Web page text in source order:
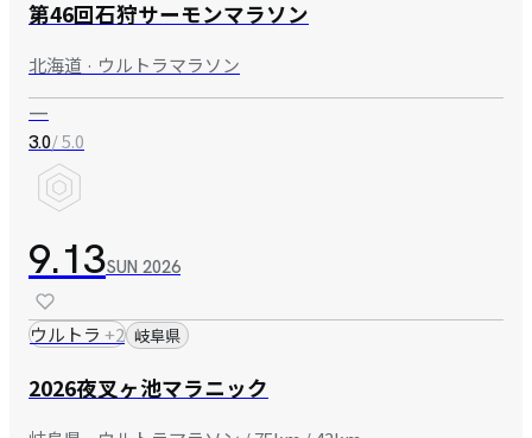
第46回石狩サーモンマラソン
北海道 · ウルトラマラソン
—
3.0/ 5.0
9.13SUN 2026
ウルトラ +2 岐阜県
2026夜叉ヶ池マラニック